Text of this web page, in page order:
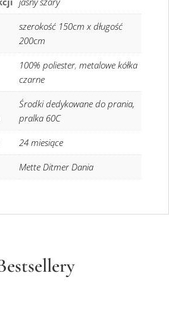
szerokość 150cm x długość
200cm
100% poliester, metalowe kółka
czarne
Środki dedykowane do prania,
pralka 60C
24 miesiące
Mette Ditmer Dania